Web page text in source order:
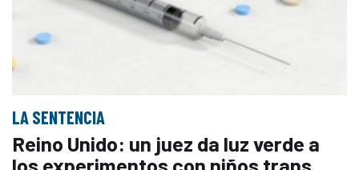
LA SENTENCIA
Reino Unido: un juez da luz verde a
los experimentos con niños trans